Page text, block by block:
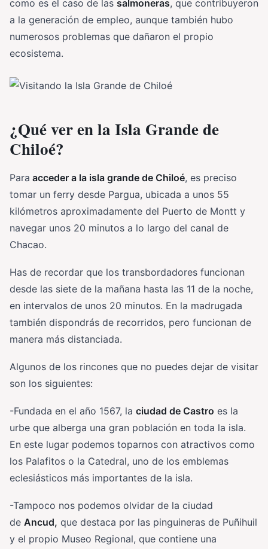
como es el caso de las salmoneras, que contribuyeron
a la generación de empleo, aunque también hubo
numerosos problemas que dañaron el propio
ecosistema.
¿Qué ver en la Isla Grande de
Chiloé?
Para acceder a la isla grande de Chiloé, es preciso
tomar un ferry desde Pargua, ubicada a unos 55
kilómetros aproximadamente del Puerto de Montt y
navegar unos 20 minutos a lo largo del canal de
Chacao.
Has de recordar que los transbordadores funcionan
desde las siete de la mañana hasta las 11 de la noche,
en intervalos de unos 20 minutos. En la madrugada
también dispondrás de recorridos, pero funcionan de
manera más distanciada.
Algunos de los rincones que no puedes dejar de visitar
son los siguientes:
-Fundada en el año 1567, la ciudad de Castro es la
urbe que alberga una gran población en toda la isla.
En este lugar podemos toparnos con atractivos como
los Palafitos o la Catedral, uno de los emblemas
eclesiásticos más importantes de la isla.
-Tampoco nos podemos olvidar de la ciudad
de Ancud, que destaca por las pinguineras de Puñihuil
y el propio Museo Regional, que contiene una